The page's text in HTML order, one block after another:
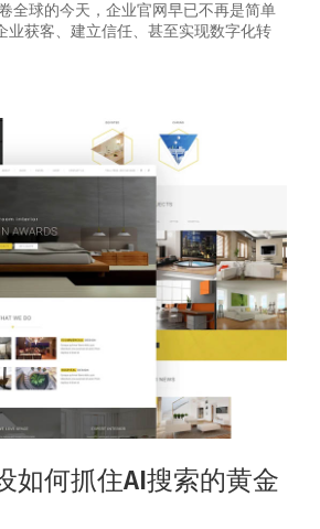
全球的今天，企业官网早已不再是简单
业获客、建立信任、甚至实现数字化转
如何抓住AI搜索的黄金